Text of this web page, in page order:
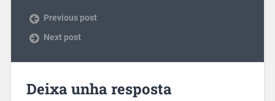
Previous post
Next post
Deixa unha resposta